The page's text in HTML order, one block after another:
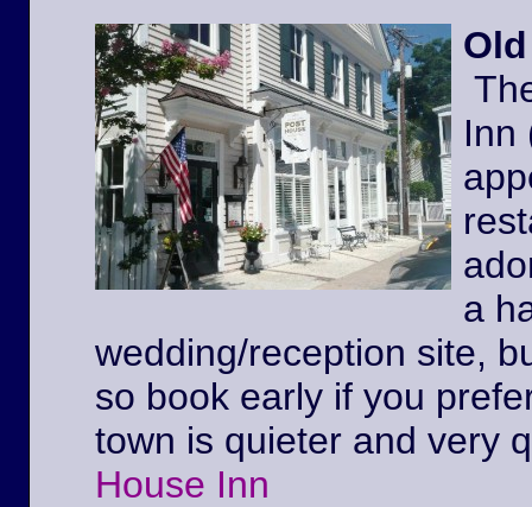
Inn
a
wedding/reception site,
so book early if you
town is quieter and very
House Inn